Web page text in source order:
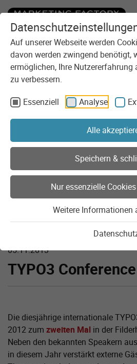
Auf unserer Webseite werden
davon werden zwingend benötigt,
ermöglichen, Ihre Nutzererfahrung
zu verbessern.
Essenziell
Analyse
Alle
Speichern &
Nur essenzielle
Weitere Informationen
Zum Inhalt springen
Sie sind here:
TYPO3
05.11.2013
TYPO3
Die diesjährige internationale
2012 zum zweiten Mal in der
Neben den bekannten Speakern
in diesem Jahr verstärkt externe